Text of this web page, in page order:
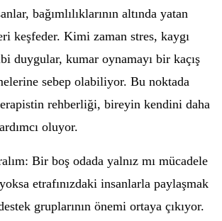
bağımlılıklarının altında yatan
keşfeder. Kimi zaman stres, kaygı
duygular, kumar oynamayı bir kaçış
sebep olabiliyor. Bu noktada
rehberliği, bireyin kendini daha
oluyor.
Bir boş odada yalnız mı mücadele
etrafınızdaki insanlarla paylaşmak
gruplarının önemi ortaya çıkıyor.